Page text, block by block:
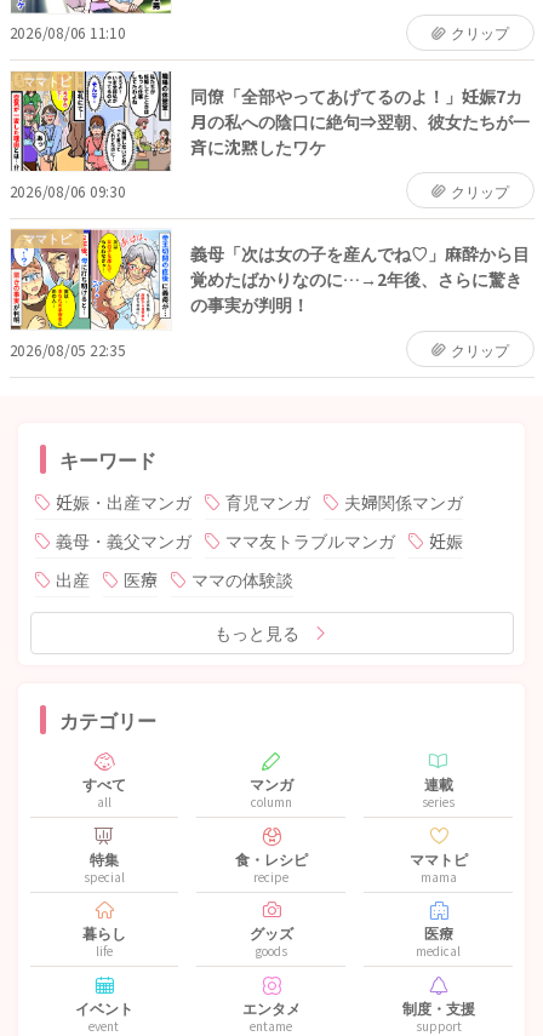
2026/08/06 11:10 クリップ
ママトピ
同僚「全部やってあげてるのよ！」妊娠7カ
月の私への陰口に絶句⇒翌朝、彼女たちが一
斉に沈黙したワケ
2026/08/06 09:30 クリップ
ママトピ
義母「次は女の子を産んでね♡」麻酔から目
覚めたばかりなのに…→2年後、さらに驚き
の事実が判明！
2026/08/05 22:35 クリップ
キーワード
妊娠・出産マンガ 育児マンガ
夫婦関係マンガ
義母・義父マンガ
ママ友トラブルマンガ
妊娠
出産
医療 ママの体験談
もっと見る
カテゴリー
すべて
all
マンガ
column
連載
series
特集
special
食・レシピ
recipe
ママトピ
mama
暮らし
life
グッズ
goods
医療
medical
イベント
event
エンタメ
entame
制度・支援
support